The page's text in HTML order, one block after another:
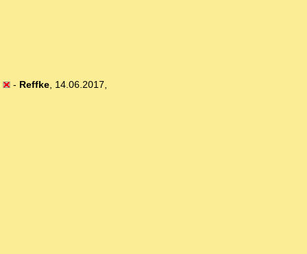
- Reffke, 14.06.2017,